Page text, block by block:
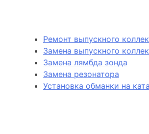
Ремонт выпускного
Замена выпускного
Замена лямбда зонда
Замена резонатора
Установка обманки на